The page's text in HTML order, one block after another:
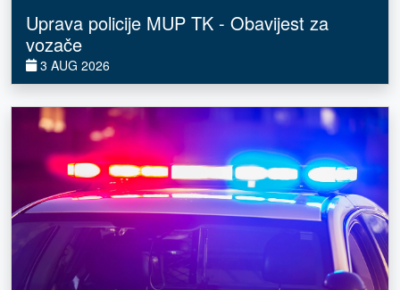
Uprava policije MUP TK - Obavijest za
vozače
3 AUG 2026